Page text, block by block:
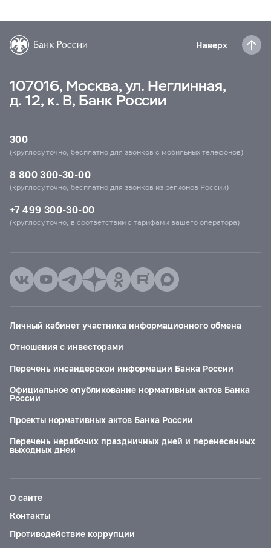
Наверх
107016, Москва, ул. Неглинная,
д. 12, к. В, Банк России
300
(круглосуточно, бесплатно для звонков с мобильных телефонов)
8 800 300-30-00
(круглосуточно, бесплатно для звонков из регионов России)
+7 499 300-30-00
(круглосуточно, в соответствии с тарифами вашего оператора)
Личный кабинет участника информационного обмена
Отношения с инвесторами
Перечень инсайдерской информации Банка России
Официальное опубликование нормативных актов Банка
России
Проекты нормативных актов Банка России
Перечень нерабочих праздничных дней и перенесенных
выходных дней
О сайте
Контакты
Противодействие коррупции